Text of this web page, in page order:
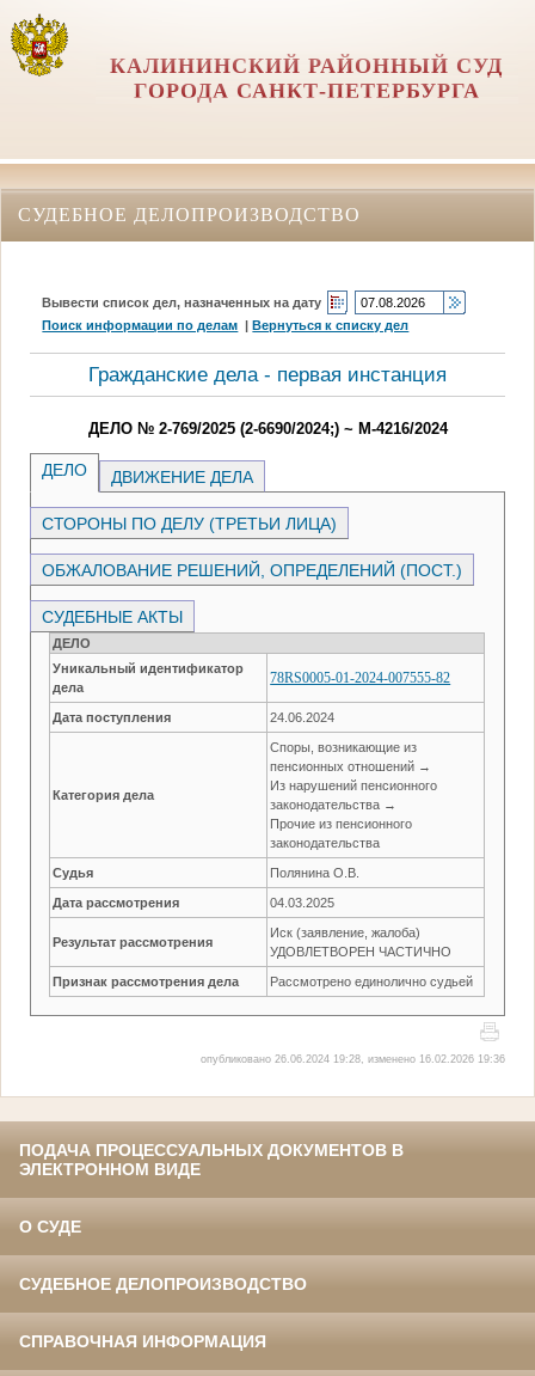
КАЛИНИНСКИЙ РАЙОННЫЙ СУД
ГОРОДА САНКТ-ПЕТЕРБУРГА
СУДЕБНОЕ ДЕЛОПРОИЗВОДСТВО
Вывести список дел, назначенных на дату
Поиск информации по делам |Вернуться к списку дел
Гражданские дела - первая инстанция
ДЕЛО № 2-769/2025 (2-6690/2024;) ~ М-4216/2024
ДЕЛО ДВИЖЕНИЕ ДЕЛА
СТОРОНЫ ПО ДЕЛУ (ТРЕТЬИ ЛИЦА)
ОБЖАЛОВАНИЕ РЕШЕНИЙ, ОПРЕДЕЛЕНИЙ (ПОСТ.)
СУДЕБНЫЕ АКТЫ
ДЕЛО
Уникальный идентификатор
дела
78RS0005-01-2024-007555-82
Дата поступления 24.06.2024
Категория дела
Споры, возникающие из
пенсионных отношений →
Из нарушений пенсионного
законодательства →
Прочие из пенсионного
законодательства
Судья Полянина О.В.
Дата рассмотрения 04.03.2025
Результат рассмотрения
Иск (заявление, жалоба)
УДОВЛЕТВОРЕН ЧАСТИЧНО
Признак рассмотрения дела Рассмотрено единолично судьей
опубликовано 26.06.2024 19:28, изменено 16.02.2026 19:36
ПОДАЧА ПРОЦЕССУАЛЬНЫХ ДОКУМЕНТОВ В
ЭЛЕКТРОННОМ ВИДЕ
О СУДЕ
СУДЕБНОЕ ДЕЛОПРОИЗВОДСТВО
СПРАВОЧНАЯ ИНФОРМАЦИЯ